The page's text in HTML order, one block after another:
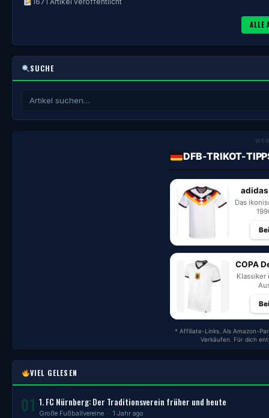
ALLE
SUCHE
DFB-TRIKOT-
Das
COPA
Klassiker
* Affiliate-Links. Als Amazon-
Verkäufen. Für dich
VIEL GELESEN
01 1. FC Nürnberg: Der Traditionsverein früher und heute
Große Fußballvereine · 1 Jahr ago